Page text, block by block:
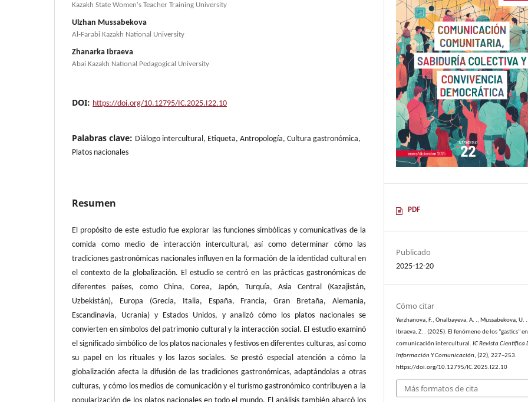
Kazakh State Women's Teacher Training University
Ulzhan Mussabekova
Al-Farabi Kazakh National University
Zhanarka Ibraeva
Abai Kazakh National Pedagogical University
DOI: https://doi.org/10.12795/IC.2025.I22.10
Palabras clave: Diálogo intercultural, Etiqueta, Antropología, Cultura gastronómica,
Platos nacionales
Resumen
El propósito de este estudio fue explorar las funciones simbólicas y comunicativas de la
comida como medio de interacción intercultural, así como determinar cómo las
tradiciones gastronómicas nacionales influyen en la formación de la identidad cultural en
el contexto de la globalización. El estudio se centró en las prácticas gastronómicas de
diferentes países, como China, Corea, Japón, Turquía, Asia Central (Kazajistán,
Uzbekistán), Europa (Grecia, Italia, España, Francia, Gran Bretaña, Alemania,
Escandinavia, Ucrania) y Estados Unidos, y analizó cómo los platos nacionales se
convierten en símbolos del patrimonio cultural y la interacción social. El estudio examinó
el significado simbólico de los platos nacionales y festivos en diferentes culturas, así como
su papel en los rituales y los lazos sociales. Se prestó especial atención a cómo la
globalización afecta la difusión de las tradiciones gastronómicas, adaptándolas a otras
culturas, y cómo los medios de comunicación y el turismo gastronómico contribuyen a la
PDF
Publicado
2025-12-20
Cómo citar
Yerzhanova, F., Onalbayeva, A. ., Mussabekova, U.
Ibraeva, Z. . (2025). El fenómeno de los "gastics"
comunicación intercultural.IC Revista Científica
Información Y Comunicación, (22), 227–253.
https://doi.org/10.12795/IC.2025.I22.10
Más formatos de cita